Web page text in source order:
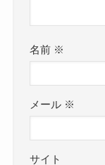
名前 ※
メール ※
サイト